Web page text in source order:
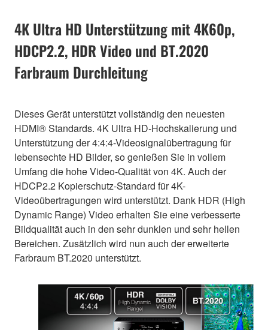
4K Ultra HD Unterstützung mit 4K60p,
HDCP2.2, HDR Video und BT.2020
Farbraum Durchleitung
Dieses Gerät unterstützt vollständig den neuesten
HDMI® Standards. 4K Ultra HD-Hochskalierung und
Unterstützung der 4:4:4-Videosignalübertragung für
lebensechte HD Bilder, so genießen Sie in vollem
Umfang die hohe Video-Qualität von 4K. Auch der
HDCP2.2 Kopierschutz-Standard für 4K-
Videoübertragungen wird unterstützt. Dank HDR (High
Dynamic Range) Video erhalten Sie eine verbesserte
Bildqualität auch in den sehr dunklen und sehr hellen
Bereichen. Zusätzlich wird nun auch der erweiterte
Farbraum BT.2020 unterstützt.